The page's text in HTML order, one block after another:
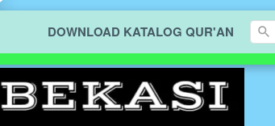
DOWNLOAD KATALOG QUR'AN